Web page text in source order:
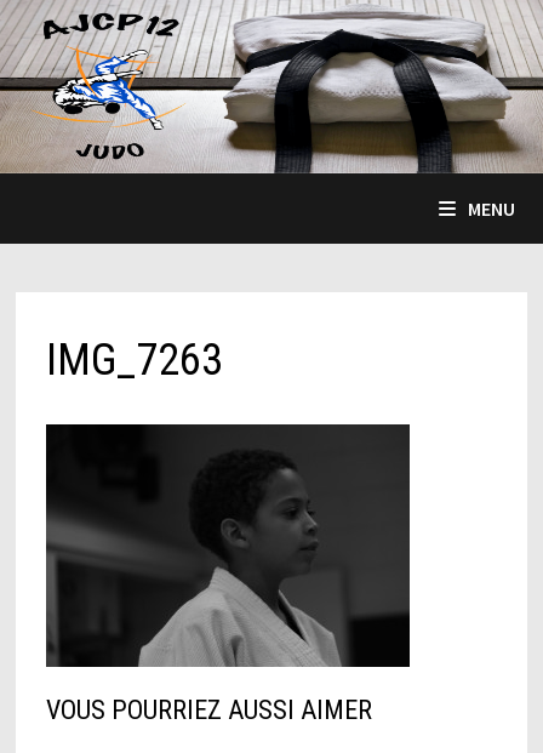
Passer
au
contenu
MENU
IMG_7263
VOUS POURRIEZ AUSSI AIMER